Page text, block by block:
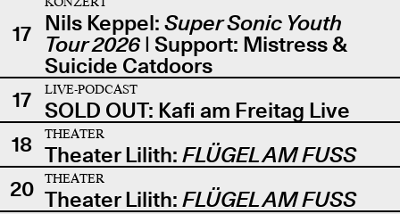
17 Nils Keppel: Super Sonic Youth
Tour 2026| Support: Mistress &
Suicide Catdoors
17
LIVE-PODCAST
SOLD OUT: Kafi am Freitag Live
18
THEATER
Theater Lilith: FLÜGEL AM FUSS
20
THEATER
Theater Lilith: FLÜGEL AM FUSS